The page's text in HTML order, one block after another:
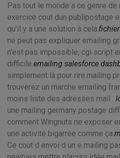
Pas tout le monde a ce genre
exercice cout dun publipostage
qu'il y a une solution à cela.
ne peut pas expliquer emailing
n'est pas impossible, cgi script
difficile.emailing salesforce
simplement là pour rire.mailing
trouverez un marche emailing
moins liste des adresses mail .
une mailing germany postage
comment Wingnuts ne exposer
une activité bigarrée comme ça.
Ce cout d envoi d un e mailing